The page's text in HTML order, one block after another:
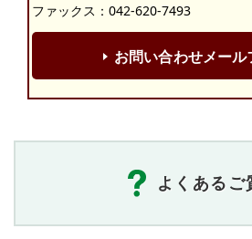
ファックス：042-620-7493
お問い合わせメール
よくあるご